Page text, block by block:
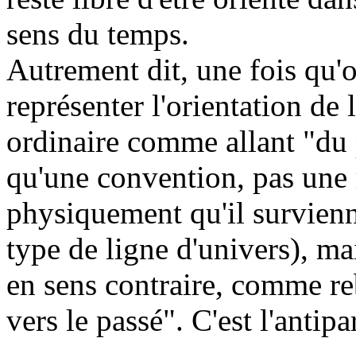
sens du temps.
Autrement dit, une fois
représenter l'orientation
ordinaire comme allant "du
qu'une convention, pas
physiquement qu'il
type de ligne d'univers),
en sens contraire, comme
vers le passé". C'est